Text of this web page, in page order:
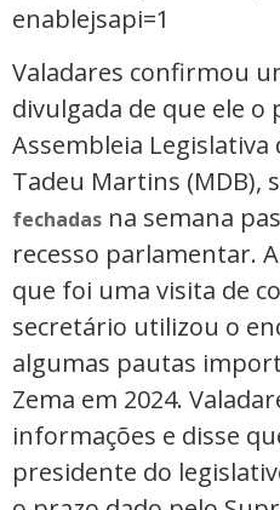
enablejsapi=1
Valadares confirmou
divulgada de que ele o
Assembleia Legislativa
Tadeu Martins (MDB),
fechadas na semana
recesso parlamentar.
que foi uma visita de
secretário utilizou o
algumas pautas
Zema em 2024.
informações e disse
presidente do